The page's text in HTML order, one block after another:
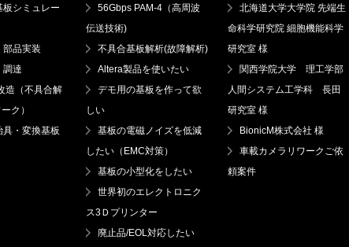
板シミュレー
部品実装
調達
造（不具合解
ク）
具・変換基板
56Gbps PAM-4（高周波
伝送技術)
不具合基板解析(故障解析)
Altera製品を使いたい
デモ用の基板を作って欲
しい
基板の電磁ノイズを低減
したい（EMC対策）
基板の小型化をしたい
世界初のエレクトロニク
ス3Ｄプリンター
廃止品/EOL対応したい
北海道大学大学院 先端生
命科学研究院 細胞機能科学
研究室 様
関西学院大学 理工学部
人間システム工学科 長田
研究室 様
BionicM株式会社 様
車載カメラリワークご依
頼案件